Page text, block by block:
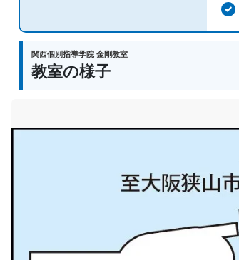
関西個別指導学院 金剛教室
教室の様子